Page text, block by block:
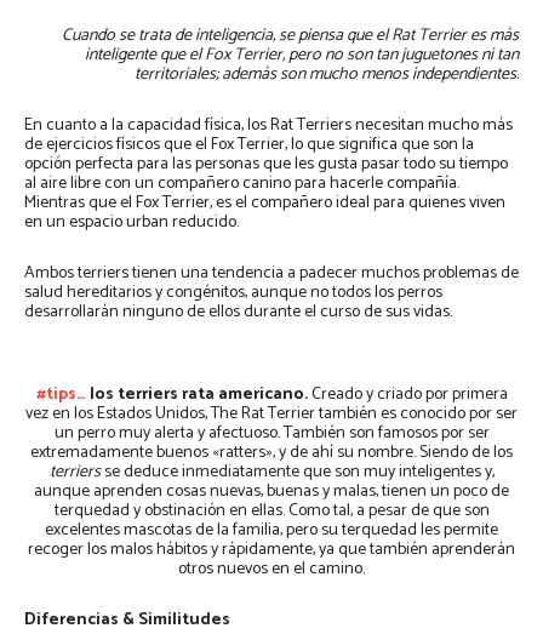
Cuando se trata de inteligencia, se piensa que el Rat Terrier es más
inteligente que el Fox Terrier, pero no son tan juguetones ni tan
territoriales; además son mucho menos independientes.
En cuanto a la capacidad física, los Rat Terriers necesitan mucho más
de ejercicios físicos que el Fox Terrier, lo que significa que son la
opción perfecta para las personas que les gusta pasar todo su tiempo
al aire libre con un compañero canino para hacerle compañía.
Mientras que el Fox Terrier, es el compañero ideal para quienes viven
en un espacio urban reducido.
Ambos terriers tienen una tendencia a padecer muchos problemas de
salud hereditarios y congénitos, aunque no todos los perros
desarrollarán ninguno de ellos durante el curso de sus vidas.
#tips… los terriers rata americano.Creado y criado por primera
vez en los Estados Unidos, The Rat Terrier también es conocido por ser
un perro muy alerta y afectuoso. También son famosos por ser
extremadamente buenos «ratters», y de ahí su nombre. Siendo de los
terriersse deduce inmediatamente que son muy inteligentes y,
aunque aprenden cosas nuevas, buenas y malas, tienen un poco de
terquedad y obstinación en ellas. Como tal, a pesar de que son
excelentes mascotas de la familia, pero su terquedad les permite
recoger los malos hábitos y rápidamente, ya que también aprenderán
otros nuevos en el camino.
Diferencias & Similitudes